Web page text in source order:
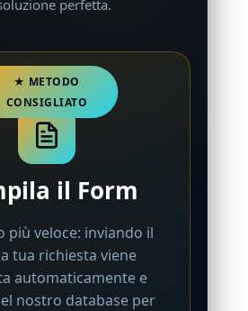
perfetta.
il Form
più veloce: inviando il
tua richiesta viene
automaticamente e
nostro database per